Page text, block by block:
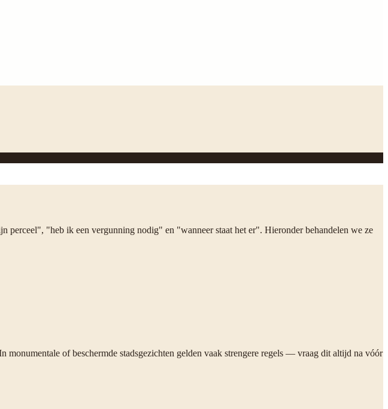
perceel", "heb ik een vergunning nodig" en "wanneer staat het er". Hieronder behandelen we ze
of beschermde stadsgezichten gelden vaak strengere regels — vraag dit altijd na vóór